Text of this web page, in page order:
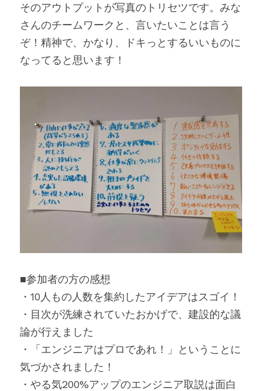
そのアウトプットが写真のトリセツです。みな
さんのチームワークと、言いたいことは言う
ぞ！精神で、かなり、ドキっとするいいものに
なってると思います！
■参加者の方の感想
・10人もの人数を集約したアイデアはスゴイ！
・目次が洗練されていたおかげで、建設的な議
論が行えました
・「エンジニアはプロであれ！」ということに
気づかされました！
・やる気200%アップのエンジニア取説は面白